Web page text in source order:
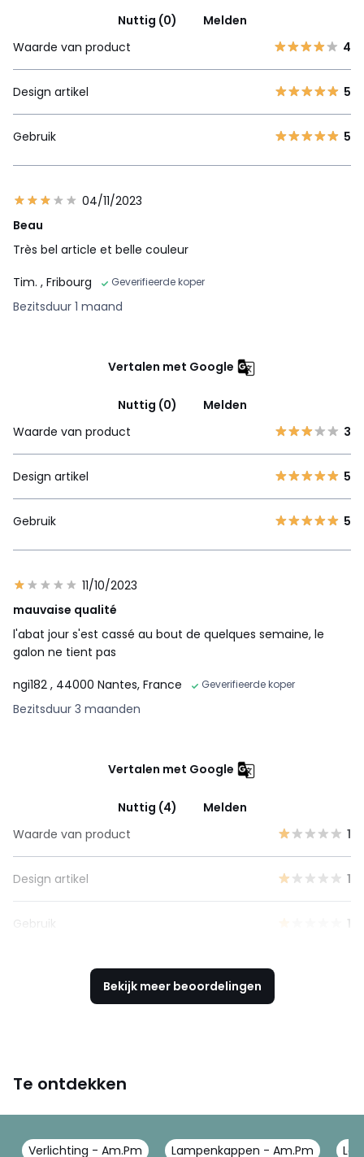
Nuttig (0)
Melden
Waarde van product
4
Design artikel 5
Gebruik 5
04/11/2023
Beau
Très bel article et belle couleur
Tim. , Fribourg Geverifieerde koper
Bezitsduur 1 maand
Vertalen met Google
Nuttig (0)
Melden
Waarde van product
3
Design artikel 5
Gebruik 5
11/10/2023
mauvaise qualité
l'abat jour s'est cassé au bout de quelques semaine, le
galon ne tient pas
ngi182 , 44000 Nantes, France Geverifieerde koper
Bezitsduur 3 maanden
Vertalen met Google
Nuttig (4)
Melden
Waarde van product
1
Design artikel 1
Gebruik 1
Bekijk meer beoordelingen
Te ontdekken
Verlichting - Am.Pm Lampenkappen - Am.Pm